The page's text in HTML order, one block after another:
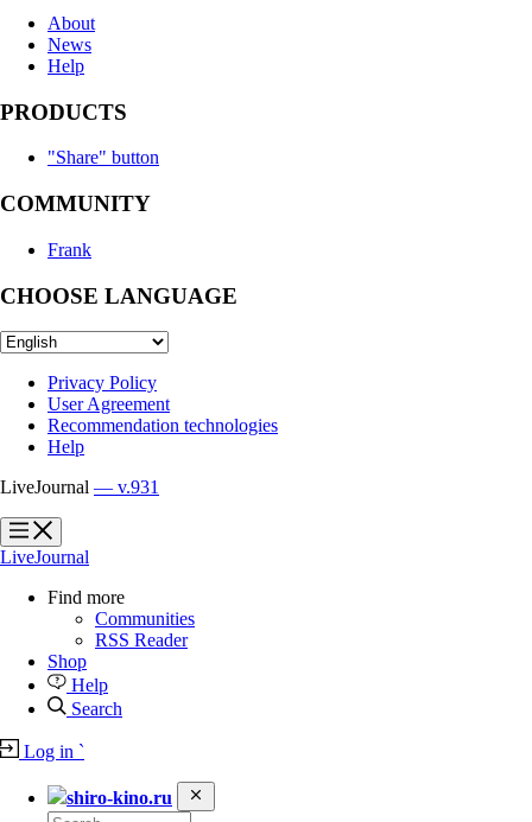
About
News
Help
PRODUCTS
"Share" button
COMMUNITY
Frank
CHOOSE LANGUAGE
Privacy Policy
User Agreement
Recommendation technologies
Help
LiveJournal — v.931
?
?
LiveJournal
Find more
Communities
RSS Reader
Shop
Help
Search
Log in `
shiro-kino.ru